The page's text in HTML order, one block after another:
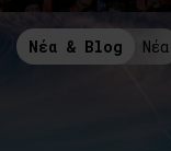
Νέα & Blog Νέα